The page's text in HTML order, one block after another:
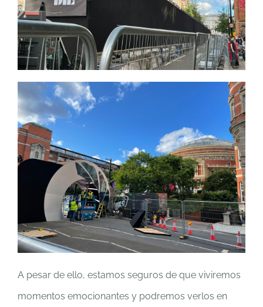
A pesar de ello, estamos seguros de que viviremos
momentos emocionantes y podremos verlos en